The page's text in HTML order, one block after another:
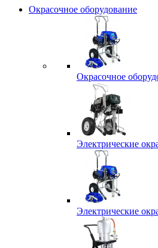
Окрасочное оборудование
Окрасочное
Электрические
Электрические